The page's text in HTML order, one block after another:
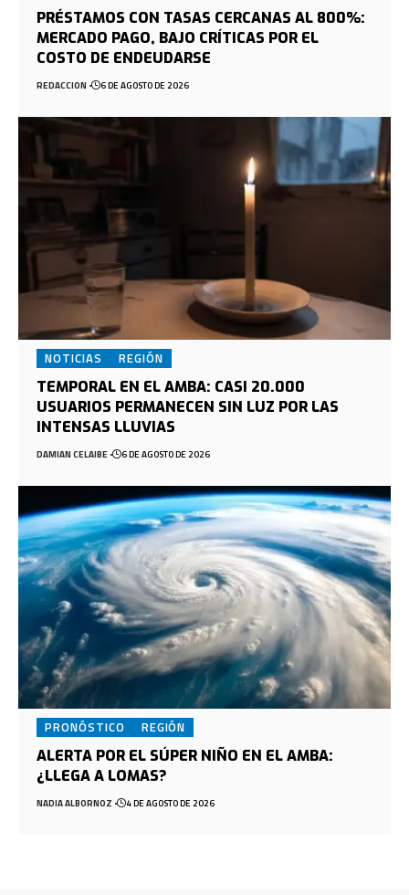
PRÉSTAMOS CON TASAS CERCANAS AL 800%:
MERCADO PAGO, BAJO CRÍTICAS POR EL
COSTO DE ENDEUDARSE
REDACCION 6 DE AGOSTO DE 2026
NOTICIAS REGIÓN
TEMPORAL EN EL AMBA: CASI 20.000
USUARIOS PERMANECEN SIN LUZ POR LAS
INTENSAS LLUVIAS
DAMIAN CELAIBE 6 DE AGOSTO DE 2026
PRONÓSTICO REGIÓN
ALERTA POR EL SÚPER NIÑO EN EL AMBA:
¿LLEGA A LOMAS?
NADIA ALBORNOZ 4 DE AGOSTO DE 2026